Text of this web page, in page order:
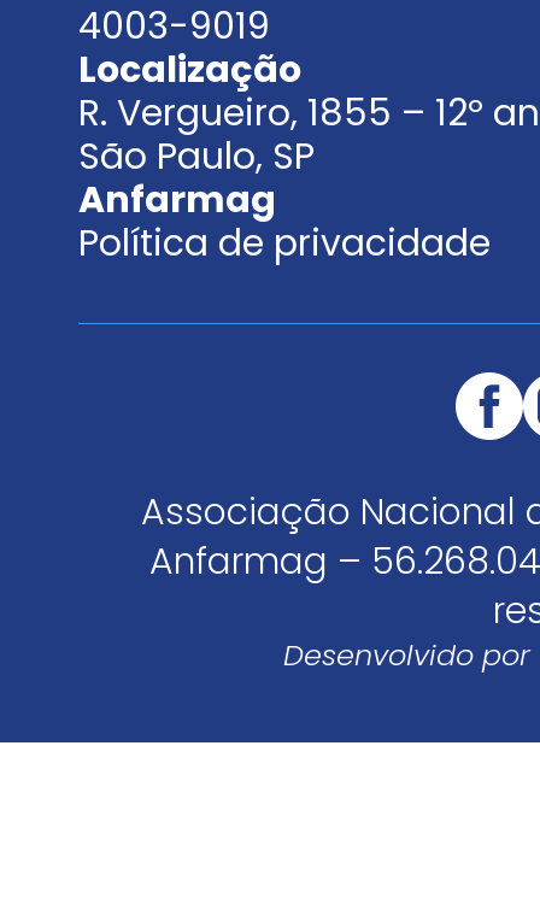
4003-9019
Localização
R. Vergueiro, 1855 – 12º
São Paulo, SP
Anfarmag
Política de privacidade
Associação Nacional
Anfarmag –
Desenvolvido por